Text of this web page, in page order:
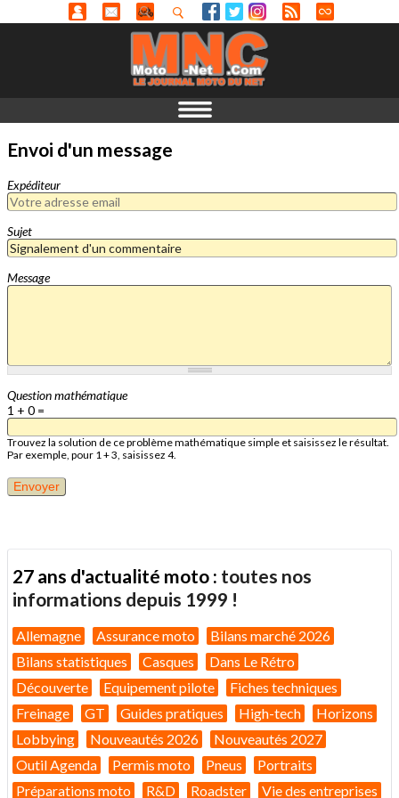
Envoi d'un message
Expéditeur
Sujet
Message
Question mathématique
1 + 0 =
Trouvez la solution de ce problème mathématique simple et saisissez le résultat.
Par exemple, pour 1 + 3, saisissez 4.
27 ans d'actualité moto : toutes nos
informations depuis 1999 !
Allemagne Assurance moto
Bilans marché 2026
Bilans statistiques
Casques
Dans Le Rétro
Découverte
Equipement pilote
Fiches techniques
Freinage
GT Guides pratiques High-tech
Horizons
Lobbying
Nouveautés 2026
Nouveautés 2027
Outil Agenda
Permis moto Pneus
Portraits
Préparations moto
R&D Roadster Vie des entreprises